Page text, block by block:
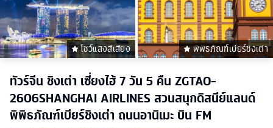
โชว์แสงสีเสียง พิพิธภัณฑ์เบียร์ชิงเต่า
ทัวร์จีน ชิงเต่า เซี่ยงไฮ้ 7 วัน 5 คืน ZGTAO-
2606SHANGHAI AIRLINES สวนสนุกดิสนีย์แลนด์
พิพิธภัณฑ์เบียร์ชิงเต่า ถนนอานิเมะ บิน FM